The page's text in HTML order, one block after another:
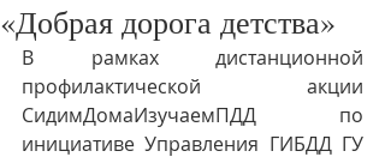
«Добрая дорога детства»
В рамках дистанционной
профилактической акции
СидимДомаИзучаемПДД по
инициативе Управления ГИБДД ГУ